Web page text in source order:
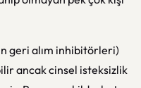
geri alım inhibitörleri)
ancak cinsel isteksizlik